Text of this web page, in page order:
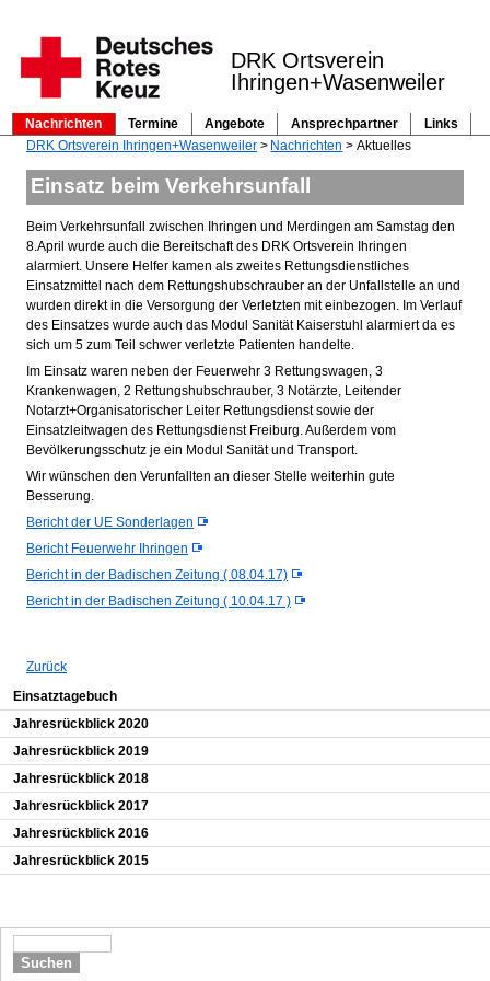
DRK Ortsverein
Ihringen+Wasenweiler
Navigation
überspringen
Nachrichten Termine Angebote Ansprechpartner
Links
DRK Ortsverein Ihringen+Wasenweiler
Nachrichten Aktuelles
Einsatz beim Verkehrsunfall
Beim Verkehrsunfall zwischen Ihringen und Merdingen am Samstag den
8.April wurde auch die Bereitschaft des DRK Ortsverein Ihringen
alarmiert. Unsere Helfer kamen als zweites Rettungsdienstliches
Einsatzmittel nach dem Rettungshubschrauber an der Unfallstelle an und
wurden direkt in die Versorgung der Verletzten mit einbezogen. Im Verlauf
des Einsatzes wurde auch das Modul Sanität Kaiserstuhl alarmiert da es
sich um 5 zum Teil schwer verletzte Patienten handelte.
Im Einsatz waren neben der Feuerwehr 3 Rettungswagen, 3
Krankenwagen, 2 Rettungshubschrauber, 3 Notärzte, Leitender
Notarzt+Organisatorischer Leiter Rettungsdienst sowie der
Einsatzleitwagen des Rettungsdienst Freiburg. Außerdem vom
Bevölkerungsschutz je ein Modul Sanität und Transport.
Wir wünschen den Verunfallten an dieser Stelle weiterhin gute
Besserung.
Bericht der UE Sonderlagen
Bericht Feuerwehr Ihringen
Bericht in der Badischen Zeitung ( 08.04.17)
Bericht in der Badischen Zeitung ( 10.04.17 )
Zurück
Navigation überspringen
Einsatztagebuch
Jahresrückblick 2020
Jahresrückblick 2019
Jahresrückblick 2018
Jahresrückblick 2017
Jahresrückblick 2016
Jahresrückblick 2015
Suchen